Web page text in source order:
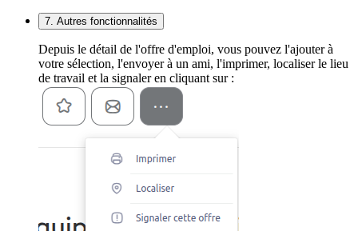
7. Autres fonctionnalités
Depuis le détail de l'offre d'emploi, vous pouvez l'ajouter à
votre sélection, l'envoyer à un ami, l'imprimer, localiser le lieu
de travail et la signaler en cliquant sur :